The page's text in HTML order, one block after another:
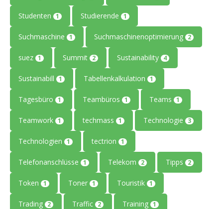
Studenten 1 Studierende 1
Suchmaschine 1 Suchmaschinenoptimierung 2
suez 1 Summit 2 Sustainability 4
Sustainabill 1 Tabellenkalkulation 1
Tagesbüro 1 Teambüros 1 Teams 1
Teamwork 1 techmass 1 Technologie 3
Technologien 1 tectrion 1
Telefonanschlüsse 1 Telekom 2 Tipps 2
Token 1 Toner 1 Touristik 1
Trading 2 Traffic 2 Training 1